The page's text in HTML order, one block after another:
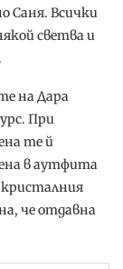
Саня. Всички
светва и
на Дара
При
те й
в аутфита
че отдавна